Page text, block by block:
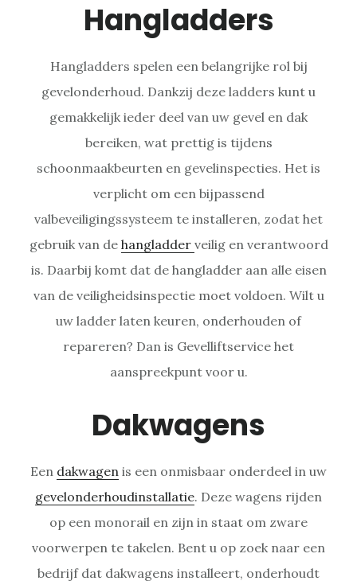
Hangladders
Hangladders spelen een belangrijke rol bij
gevelonderhoud. Dankzij deze ladders kunt u
gemakkelijk ieder deel van uw gevel en dak
bereiken, wat prettig is tijdens
schoonmaakbeurten en gevelinspecties. Het is
verplicht om een bijpassend
valbeveiligingssysteem te installeren, zodat het
gebruik van de hangladder veilig en verantwoord
is. Daarbij komt dat de hangladder aan alle eisen
van de veiligheidsinspectie moet voldoen. Wilt u
uw ladder laten keuren, onderhouden of
repareren? Dan is Gevelliftservice het
aanspreekpunt voor u.
Dakwagens
Een dakwagen is een onmisbaar onderdeel in uw
gevelonderhoudinstallatie. Deze wagens rijden
op een monorail en zijn in staat om zware
voorwerpen te takelen. Bent u op zoek naar een
bedrijf dat dakwagens installeert, onderhoudt